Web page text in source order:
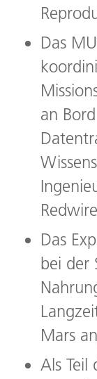
Das
an
Das
bei der
Mars
Als Teil